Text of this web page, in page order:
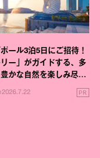
ール3泊5日にご招待！
リー」がガイドする、多
かな自然を楽しみ尽く
2026.7.22 PR